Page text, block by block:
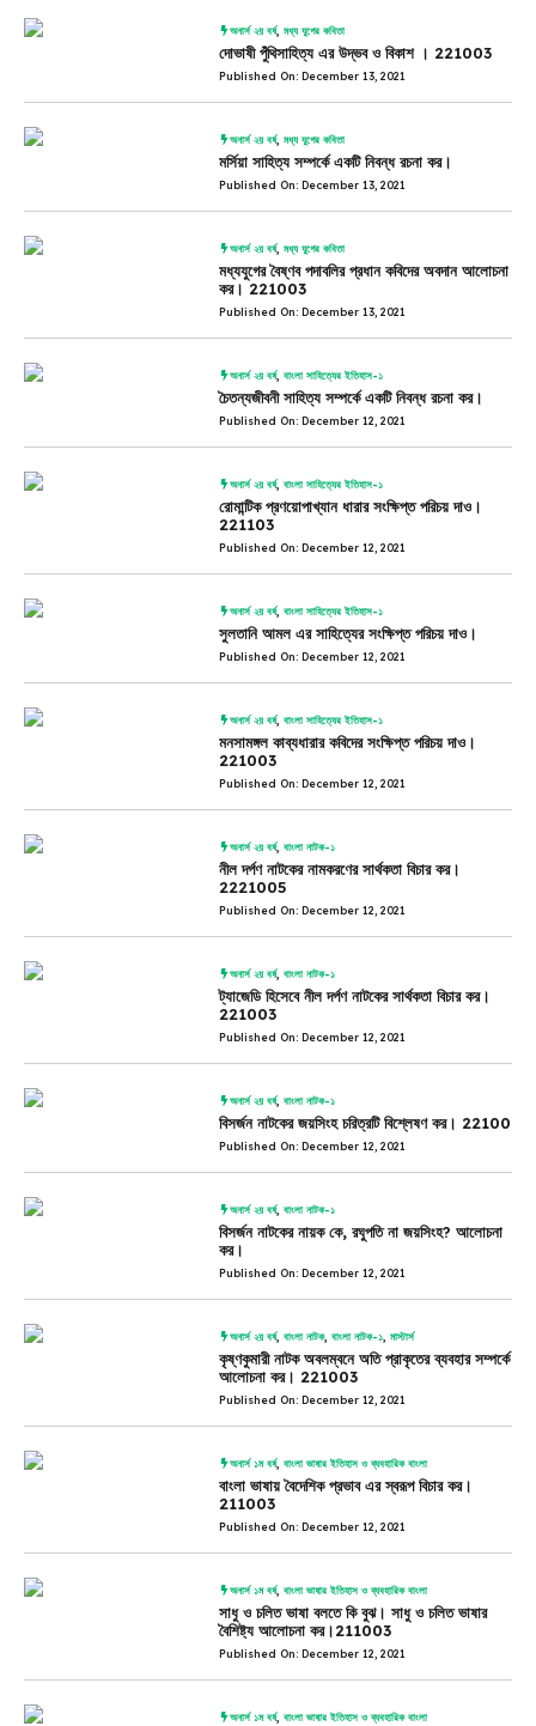
অনার্স ২য় বর্ষ,মধ্য যুগের কবিতা
দোভাষী পুঁথিসাহিত্য এর উদ্ভব ও বিকাশ । 221003
Published On: December 13, 2021
অনার্স ২য় বর্ষ,মধ্য যুগের কবিতা
মর্সিয়া সাহিত্য সম্পর্কে একটি নিবন্ধ রচনা কর।
Published On: December 13, 2021
অনার্স ২য় বর্ষ,মধ্য যুগের কবিতা
মধ্যযুগের বৈষ্ণব পদাবলির প্রধান কবিদের অবদান আলোচনা
কর। 221003
Published On: December 13, 2021
অনার্স ২য় বর্ষ,বাংলা সাহিত্যের ইতিহাস-১
চৈতন্যজীবনী সাহিত্য সম্পর্কে একটি নিবন্ধ রচনা কর।
Published On: December 12, 2021
অনার্স ২য় বর্ষ,বাংলা সাহিত্যের ইতিহাস-১
রোমান্টিক প্রণয়োপাখ্যান ধারার সংক্ষিপ্ত পরিচয় দাও।
221103
Published On: December 12, 2021
অনার্স ২য় বর্ষ,বাংলা সাহিত্যের ইতিহাস-১
সুলতানি আমল এর সাহিত্যের সংক্ষিপ্ত পরিচয় দাও।
Published On: December 12, 2021
অনার্স ২য় বর্ষ,বাংলা সাহিত্যের ইতিহাস-১
মনসামঙ্গল কাব্যধারার কবিদের সংক্ষিপ্ত পরিচয় দাও।
221003
Published On: December 12, 2021
অনার্স ২য় বর্ষ,বাংলা নাটক-১
নীল দর্পণ নাটকের নামকরণের সার্থকতা বিচার কর।
2221005
Published On: December 12, 2021
অনার্স ২য় বর্ষ,বাংলা নাটক-১
ট্যাজেডি হিসেবে নীল দর্পণ নাটকের সার্থকতা বিচার কর।
221003
Published On: December 12, 2021
অনার্স ২য় বর্ষ,বাংলা নাটক-১
বিসর্জন নাটকের জয়সিংহ চরিত্রটি বিশ্লেষণ কর। 22100
Published On: December 12, 2021
অনার্স ২য় বর্ষ,বাংলা নাটক-১
বিসর্জন নাটকের নায়ক কে, রঘুপতি না জয়সিংহ? আলোচনা
কর।
Published On: December 12, 2021
অনার্স ২য় বর্ষ,বাংলা নাটক,বাংলা নাটক-১ ,মাস্টার্স
কৃষ্ণকুমারী নাটক অবলম্বনে অতি প্রাকৃতের ব্যবহার সম্পর্কে
আলোচনা কর। 221003
Published On: December 12, 2021
অনার্স ১ম বর্ষ,বাংলা ভাষার ইতিহাস ও ব্যবহারিক বাংলা
বাংলা ভাষায় বৈদেশিক প্রভাব এর স্বরূপ বিচার কর।
211003
Published On: December 12, 2021
অনার্স ১ম বর্ষ,বাংলা ভাষার ইতিহাস ও ব্যবহারিক বাংলা
সাধু ও চলিত ভাষা বলতে কি বুঝ। সাধু ও চলিত ভাষার
বৈশিষ্ট্য আলোচনা কর।211003
Published On: December 12, 2021
অনার্স ১ম বর্ষ,বাংলা ভাষার ইতিহাস ও ব্যবহারিক বাংলা